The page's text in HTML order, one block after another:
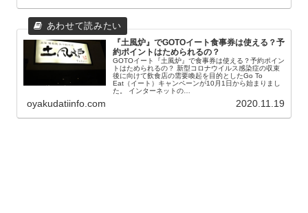
『土風炉』でGOTOイート食事券は使える？予
約ポイントはためられるの？
GOTOイート『土風炉』で食事券は使える？予約ポイン
トはためられるの？ 新型コロナウイルス感染症の収束
後に向けて飲食店の需要喚起を目的としたGo To
Eat（イート）キャンペーンが10月1日から始まりまし
た。 インターネットの…
oyakudatiinfo.com 2020.11.19